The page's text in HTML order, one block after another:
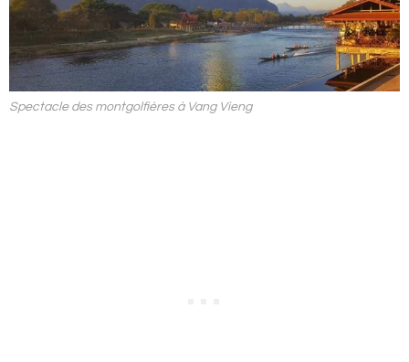
Spectacle des montgolfières à Vang Vieng